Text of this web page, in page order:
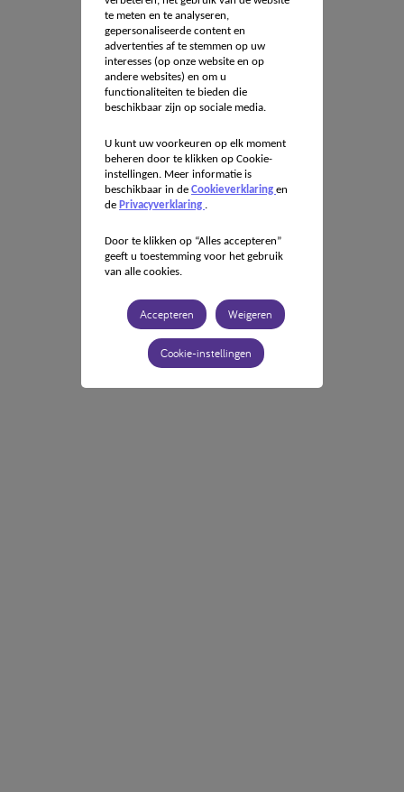
te meten en te analyseren,
gepersonaliseerde content en
advertenties af te stemmen op uw
interesses (op onze website en op
andere websites) en om u
functionaliteiten te bieden die
beschikbaar zijn op sociale media.
U kunt uw voorkeuren op elk moment
beheren door te klikken op Cookie-
instellingen. Meer informatie is
beschikbaar in de Cookieverklaring en
de Privacyverklaring .
Door te klikken op “Alles accepteren”
geeft u toestemming voor het gebruik
van alle cookies.
Accepteren Weigeren
Cookie-instellingen